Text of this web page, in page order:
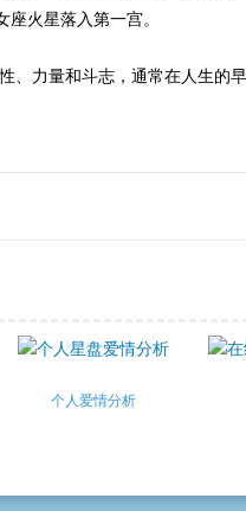
火星落入第一宫。
、力量和斗志，通常在人生的
个人爱情分析